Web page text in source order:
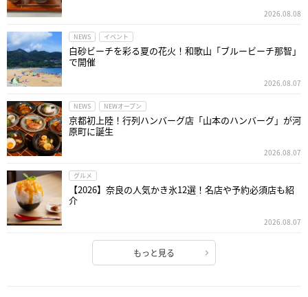
2026.08.08
NEWS イベント
白砂ビーチを彩る夏の花火！和歌山「ブルービーチ那智」
で開催
2026.08.07
NEWS NEWオープン
京都初上陸！行列ハンバーグ店「山本のハンバーグ」が河
原町に誕生
2026.08.07
グルメ
【2026】奈良の人気かき氷12選！名店や予約必須店も紹
介
2026.08.07
もっと見る